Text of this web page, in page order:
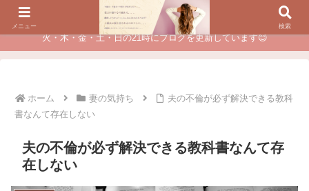
夫に不倫されたつらい経験が、あなたのチャンスに変わるカウンセリング
火・木・金・土・日の21時にブログを更新しています😊
ホーム 妻の気持ち
夫の不倫が必ず解決できる教科
書なんて存在しない
夫の不倫が必ず解決できる教科書なんて存
在しない
メニュー 検索